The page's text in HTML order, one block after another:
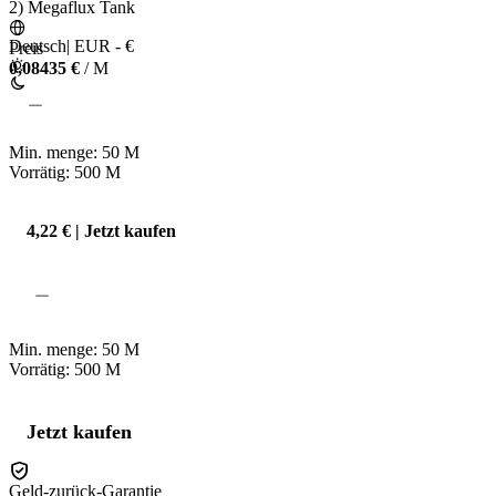
Deutsch| EUR - €
Preis
0,08435 € / M
Min. menge: 50 M
Vorrätig: 500 M
4,22 € | Jetzt kaufen
Min. menge: 50 M
Vorrätig: 500 M
Jetzt kaufen
Geld-zurück-Garantie